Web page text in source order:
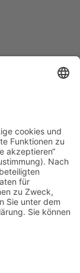
Zur Anzeige
Zur Anzeige